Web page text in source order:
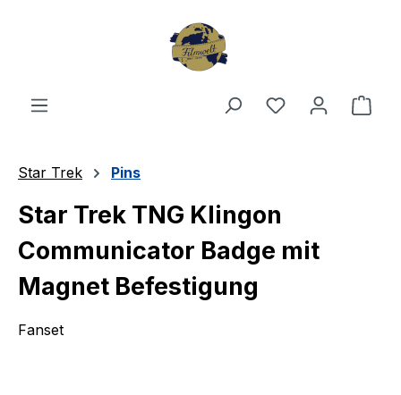
Du hast 0
Star Trek Pins
Star Trek TNG Klingon
Communicator Badge mit
Magnet Befestigung
Fanset